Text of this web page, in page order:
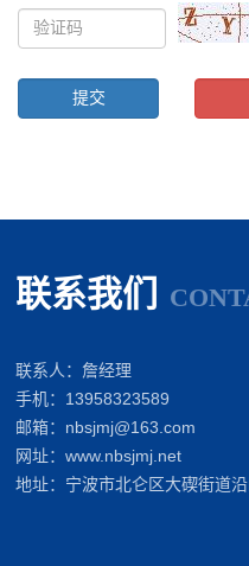
联系我们
联系人：詹经理
手机：13958323589
邮箱：nbsjmj@163.com
网址：www.nbsjmj.net
地址：宁波市北仑区大碶街道